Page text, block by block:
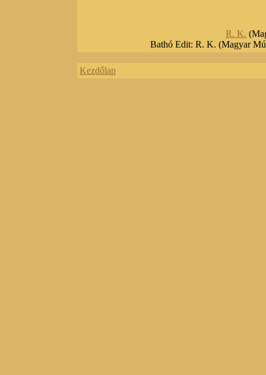
R. K.
Bathó Edit: R. K. (Magyar
Kezdőlap